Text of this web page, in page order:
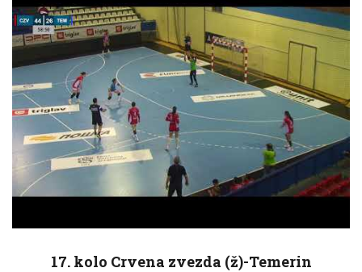
17. kolo Crvena zvezda (ž)-Temerin